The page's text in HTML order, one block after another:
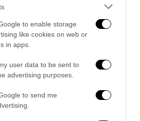
to enable storage
like cookies on web or
in apps.
user data to be sent to
advertising purposes.
to send me
και γνωρίζει
της Μεσογείου και του
το χαρτοφυλάκιό του και
Η εξωτερική πολιτική
χωρίς να προσπαθεί να
με την Ελλάδα ,
να βρει λύσεις με